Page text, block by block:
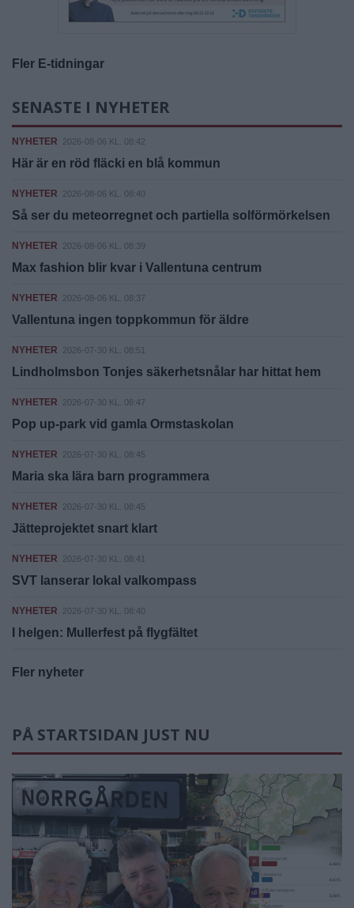
Fler E-tidningar
SENASTE I NYHETER
NYHETER 2026-08-06 KL. 08:42
Här är en röd fläcki en blå kommun
NYHETER 2026-08-06 KL. 08:40
Så ser du meteorregnet och partiella solförmörkelsen
NYHETER 2026-08-06 KL. 08:39
Max fashion blir kvar i Vallentuna centrum
NYHETER 2026-08-06 KL. 08:37
Vallentuna ingen toppkommun för äldre
NYHETER 2026-07-30 KL. 08:51
Lindholmsbon Tonjes säkerhetsnålar har hittat hem
NYHETER 2026-07-30 KL. 08:47
Pop up-park vid gamla Ormstaskolan
NYHETER 2026-07-30 KL. 08:45
Maria ska lära barn programmera
NYHETER 2026-07-30 KL. 08:45
Jätteprojektet snart klart
NYHETER 2026-07-30 KL. 08:41
SVT lanserar lokal valkompass
NYHETER 2026-07-30 KL. 08:40
I helgen: Mullerfest på flygfältet
Fler nyheter
PÅ STARTSIDAN JUST NU